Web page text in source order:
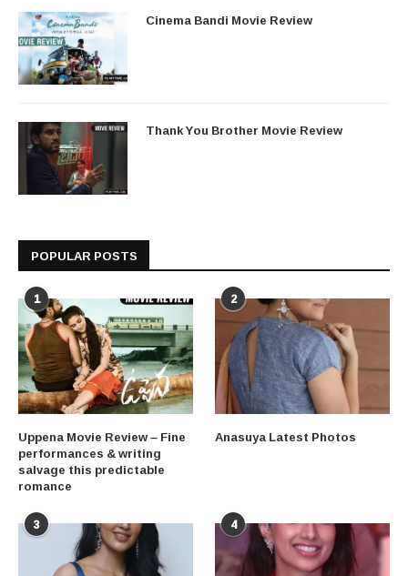
Cinema Bandi Movie Review
Thank You Brother Movie Review
POPULAR POSTS
1
Uppena Movie Review – Fine
performances & writing
salvage this predictable
romance
2
Anasuya Latest Photos
3 4